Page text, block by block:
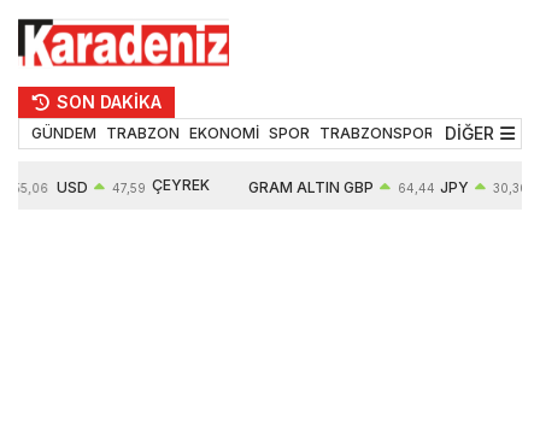
SON DAKİKA
GÜNDEM TRABZON EKONOMİ SPOR TRABZONSPOR TEKNOLOJİ
DİĞER
55,06 USD 47,59 ÇEYREK GRAM ALTIN GBP 64,44 JPY 30,30